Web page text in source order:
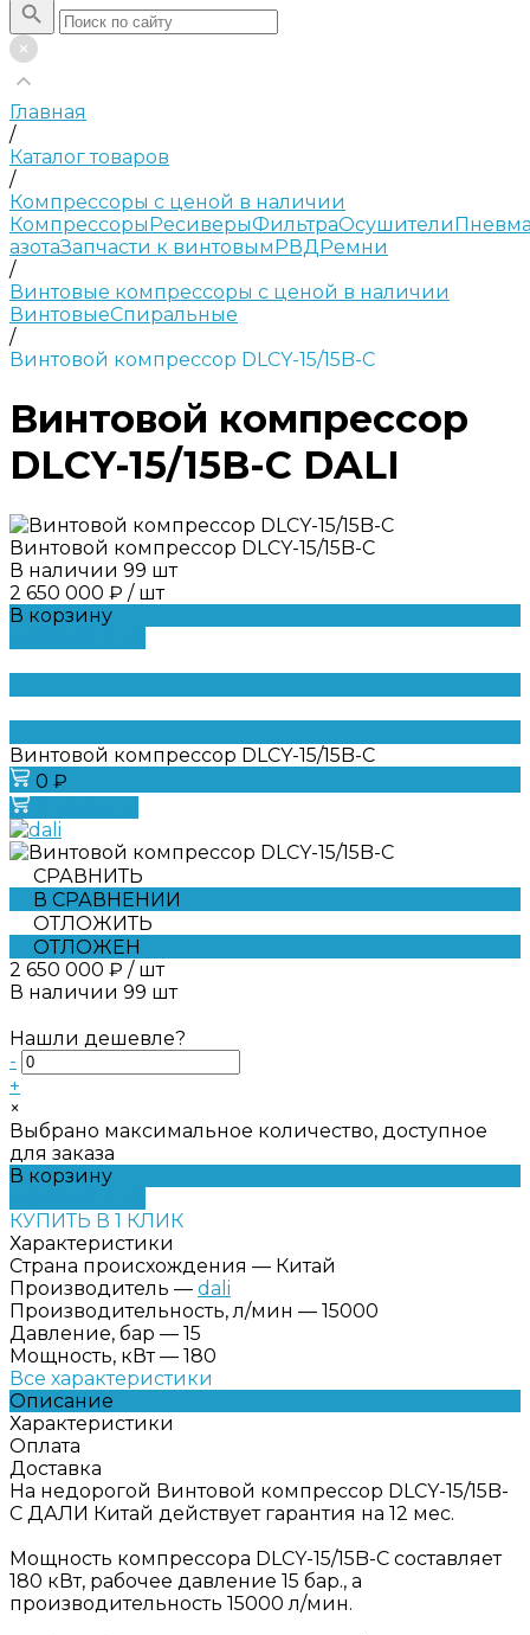
Главная
/
Каталог товаров
/
Компрессоры с ценой в наличии
КомпрессорыРесиверыФильтраОсушители
азотаЗапчасти к винтовымРВДРемни
/
Винтовые компрессоры с ценой в наличии
ВинтовыеСпиральные
/
Винтовой компрессор DLCY-15/15B-C
Винтовой компрессор
DLCY-15/15B-C DALI
Винтовой компрессор DLCY-15/15B-C
В наличии 99 шт
2 650 000 ₽ / шт
В корзину
Винтовой компрессор DLCY-15/15B-C
0 ₽
СРАВНИТЬ
В СРАВНЕНИИ
ОТЛОЖИТЬ
ОТЛОЖЕН
2 650 000 ₽ / шт
В наличии 99 шт
Нашли дешевле?
-
+
×
Выбрано максимальное количество, доступное
для заказа
В корзину
КУПИТЬ В 1 КЛИК
Характеристики
Страна происхождения — Китай
Производитель — dali
Производительность, л/мин — 15000
Давление, бар — 15
Мощность, кВт — 180
Все характеристики
Описание
Характеристики
Оплата
Доставка
На недорогой Винтовой компрессор DLCY-15/15B-
C ДАЛИ Китай действует гарантия на 12 мес.
Мощность компрессора DLCY-15/15B-C составляет
180 кВт, рабочее давление 15 бар., а
производительность 15000 л/мин.